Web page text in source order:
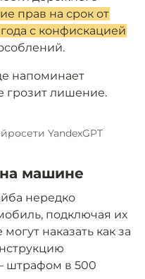
прав на срок от
с конфискацией
напоминает
грозит лишение.
YandexGPT
машине
нередко
подключая их
наказать как за
штрафом в 500